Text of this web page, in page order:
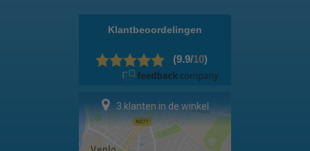
3 klanten in de winkel